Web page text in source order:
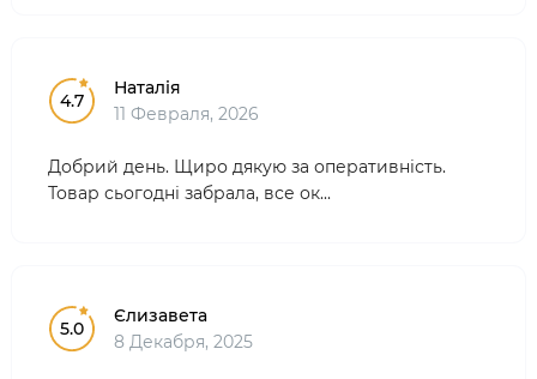
4.7
Наталія
11 Февраля, 2026
Добрий день. Щиро дякую за оперативність.
Товар сьогодні забрала, все ок...
5.0
Єлизавета
8 Декабря, 2025